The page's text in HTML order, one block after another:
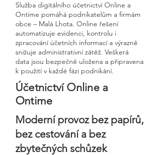
Služba digitálního účetnictví Online a
Ontime pomáhá podnikatelům a firmám
obce – Malá Lhota. Online řešení
automatizuje evidenci, kontrolu i
zpracování účetních informací a výrazně
snižuje administrativní zátěž. Veškerá
data jsou bezpečně uložena a připravena
k použití v každé fázi podnikání.
Účetnictví Online a
Ontime
Moderní provoz bez papírů,
bez cestování a bez
zbytečných schůzek